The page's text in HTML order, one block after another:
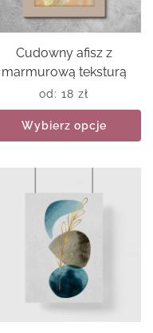
Cudowny afisz z
marmurową teksturą
od: 18 zł
Wybierz opcje